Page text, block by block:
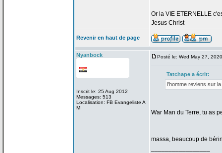
Or la VIE ETERNELLE
Jesus Christ
Revenir en haut de page
Nyanbock
Inscrit le: 25 Aug 2012
Messages: 513
Localisation: FB Evangeliste A
M
Posté le: Wed May 27,
Tatchape a écrit:
l'homme reviens sur la
War Man du Terre, tu as
massa, beaucoup de